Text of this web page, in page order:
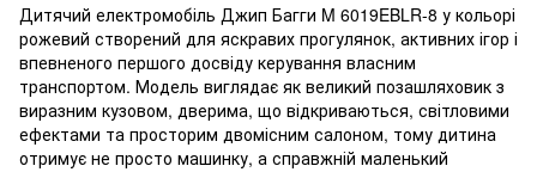
Дитячий електромобіль Джип Багги M 6019EBLR-8 у кольорі
рожевий створений для яскравих прогулянок, активних ігор і
впевненого першого досвіду керування власним
транспортом. Модель виглядає як великий позашляховик з
виразним кузовом, дверима, що відкриваються, світловими
ефектами та просторим двомісним салоном, тому дитина
отримує не просто машинку, а справжній маленький